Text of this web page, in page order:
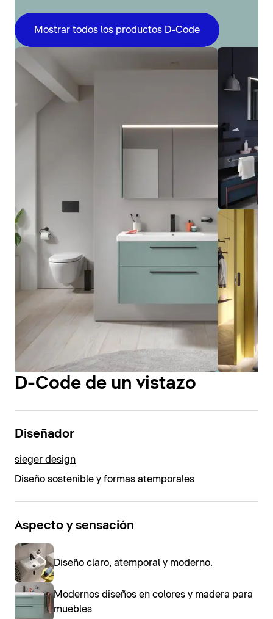
Mostrar todos los productos D-Code
D-Code de un vistazo
Diseñador
sieger design
Diseño sostenible y formas atemporales
Aspecto y sensación
Diseño claro, atemporal y moderno.
Modernos diseños en colores y madera para
muebles